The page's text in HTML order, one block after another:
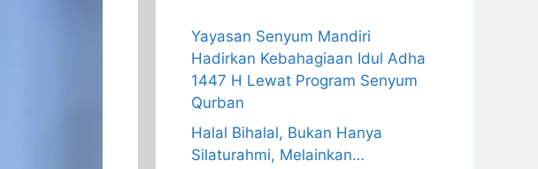
Yayasan Senyum Mandiri
Hadirkan Kebahagiaan Idul Adha
1447 H Lewat Program Senyum
Qurban
Halal Bihalal, Bukan Hanya
Silaturahmi, Melainkan…